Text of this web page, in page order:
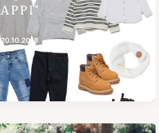
APPI”
20.10.2018